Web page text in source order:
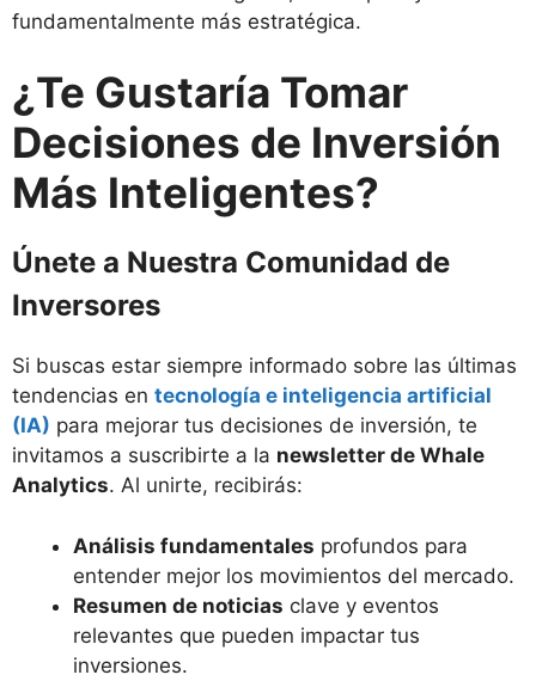
fundamentalmente más estratégica.
¿Te Gustaría Tomar
Decisiones de Inversión
Más Inteligentes?
Únete a Nuestra Comunidad de
Inversores
Si buscas estar siempre informado sobre las últimas
tendencias en tecnología e inteligencia artificial
(IA) para mejorar tus decisiones de inversión, te
invitamos a suscribirte a la newsletter de Whale
Analytics. Al unirte, recibirás:
Análisis fundamentales profundos para
entender mejor los movimientos del mercado.
Resumen de noticias clave y eventos
relevantes que pueden impactar tus
inversiones.